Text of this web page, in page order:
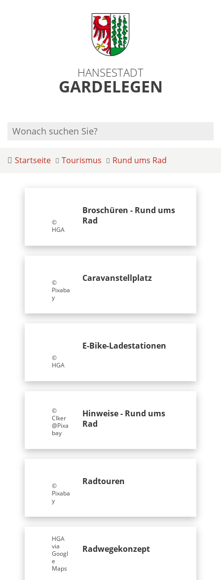
HANSESTADT
GARDELEGEN
Startseite Tourismus Rund ums Rad
©
HGA
Broschüren - Rund ums
Rad
©
Pixaba
y
Caravanstellplatz
©
HGA
E-Bike-Ladestationen
©
Clker
@Pixa
bay
Hinweise - Rund ums
Rad
©
Pixaba
y
Radtouren
HGA
via
Googl
e
Maps
Radwegekonzept